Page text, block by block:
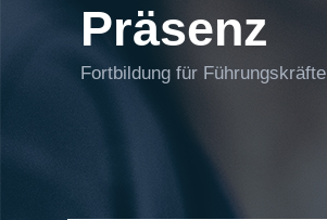
Präsenz
Fortbildung für Führungskräfte